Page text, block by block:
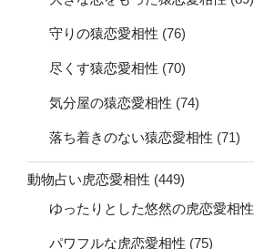
守りの猿恋愛相性 (76)
尽くす猿恋愛相性 (70)
気分屋の猿恋愛相性 (74)
落ち着きのない猿恋愛相性 (71)
動物占い虎恋愛相性 (449)
ゆったりとした悠然の虎恋愛相性
パワフルな虎恋愛相性 (75)